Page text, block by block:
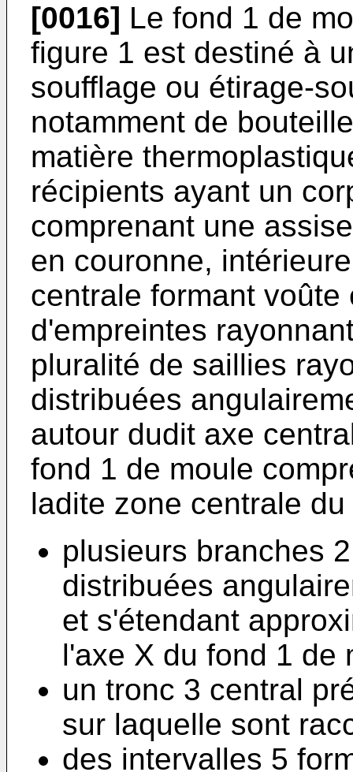
[0016] Le fond 1 de
figure 1 est destiné à
soufflage ou étirage-
notamment de
matière
récipients ayant un
comprenant une
en couronne,
centrale formant
d'empreintes
pluralité de saillies
distribuées
autour dudit axe
fond 1 de moule
ladite zone centrale
plusieurs branches
distribuées
et s'étendant
l'axe X du fond 1 de
un tronc 3 central
sur laquelle sont
des intervalles 5